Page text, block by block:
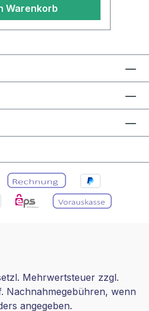
Warenkorb
Mehrwertsteuer zzgl.
Nachnahmegebühren, wenn
angegeben.